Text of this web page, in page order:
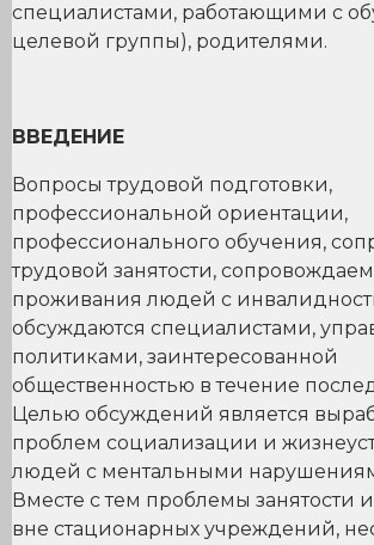
специалистами, работающими с
целевой группы), родителями.
ВВЕДЕНИЕ
Вопросы трудовой подготовки,
профессиональной ориентации,
профессионального обучения,
трудовой занятости,
проживания людей с
обсуждаются специалистами,
политиками, заинтересованной
общественностью в течение
Целью обсуждений является
проблем социализации и
людей с ментальными
Вместе с тем проблемы занятости
вне стационарных учреждений,